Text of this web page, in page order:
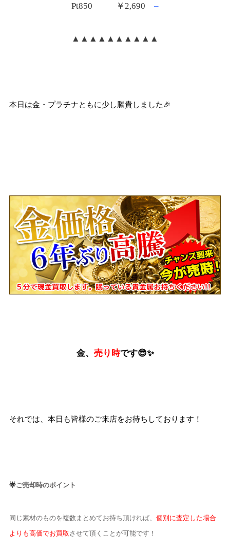
Pt850 ￥2,690 –
▲▲▲▲▲▲▲▲▲▲
本日は金・プラチナともに少し騰貴しました🎉
金、 売り時です😎✨
それでは、本日も皆様のご来店をお待ちしております！
🌟ご売却時のポイント
同じ素材のものを複数まとめてお持ち頂ければ、 個別に査定した場合
よりも高価でお買取させて頂くことが可能です！